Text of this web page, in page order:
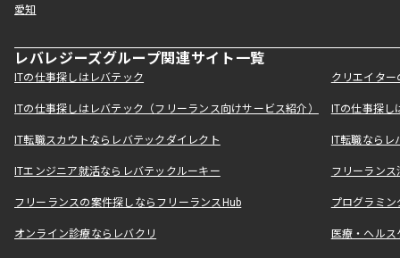
愛知
レバレジーズグループ関連サイト一覧
ITの仕事探しはレバテック クリエイタ
ITの仕事探しはレバテック（フリーランス向けサービス紹介） ITの仕事探
IT転職スカウトならレバテックダイレクト IT転職なら
ITエンジニア就活ならレバテックルーキー フリーラン
フリーランスの案件探しならフリーランスHub プログラミ
オンライン診療ならレバクリ 医療・ヘル